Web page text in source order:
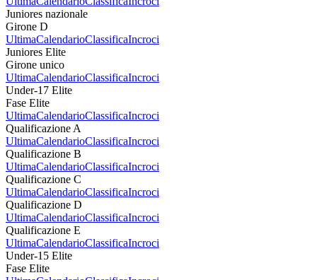
Juniores nazionale
Girone D
UltimaCalendarioClassificaIncroci
Juniores Elite
Girone unico
UltimaCalendarioClassificaIncroci
Under-17 Elite
Fase Elite
UltimaCalendarioClassificaIncroci
Qualificazione A
UltimaCalendarioClassificaIncroci
Qualificazione B
UltimaCalendarioClassificaIncroci
Qualificazione C
UltimaCalendarioClassificaIncroci
Qualificazione D
UltimaCalendarioClassificaIncroci
Qualificazione E
UltimaCalendarioClassificaIncroci
Under-15 Elite
Fase Elite